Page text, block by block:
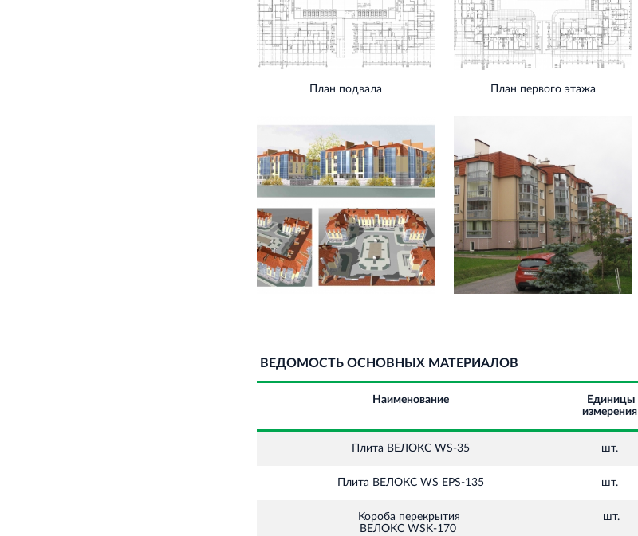
План подвала План первого этажа
ВЕДОМОСТЬ ОСНОВНЫХ МАТЕРИАЛОВ
Наименование
Единицы
измерения
Плита ВЕЛОКС WS-35 шт.
Плита ВЕЛОКС WS EPS-135 шт.
Короба перекрытия
ВЕЛОКС WSK-170
шт.